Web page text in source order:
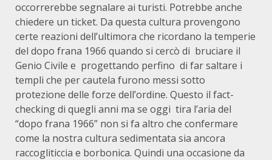
occorrerebbe segnalare ai turisti. Potrebbe anche
chiedere un ticket. Da questa cultura provengono
certe reazioni dell’ultimora che ricordano la temperie
del dopo frana 1966 quando si cercò di bruciare il
Genio Civile e progettando perfino di far saltare i
templi che per cautela furono messi sotto
protezione delle forze dell’ordine. Questo il fact-
checking di quegli anni ma se oggi tira l’aria del
“dopo frana 1966” non si fa altro che confermare
come la nostra cultura sedimentata sia ancora
raccogliticcia e borbonica. Quindi una occasione da